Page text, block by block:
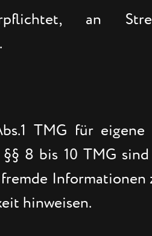
an
TMG für
8 bis 10 TMG
Informationen
hinweisen.